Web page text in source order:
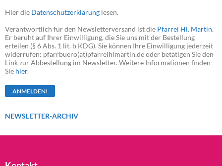
Hier die Datenschutzerklärung lesen.
Verantwortlich für den Newsletterversand ist die Pfarrei Hl. Martin.
Er beruht auf Ihrer Einwilligung, die Sie uns mit der Bestellung
erteilen (§ 6 Abs. 1 lit. b KDG). Sie können Ihre Einwilligung jederzeit
widerrufen: pfarrbuero(at)pfarreihlmartin.de oder betätigen Sie den
Link zur Abbestellung im Newsletter. Weitere Informationen finden
Sie hier.
NEWSLETTER-ARCHIV